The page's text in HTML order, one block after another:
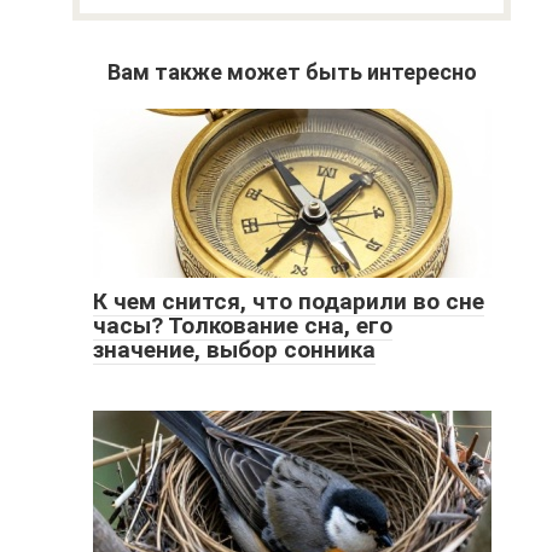
Вам также может быть интересно
К чем снится, что подарили во сне
часы? Толкование сна, его
значение, выбор сонника